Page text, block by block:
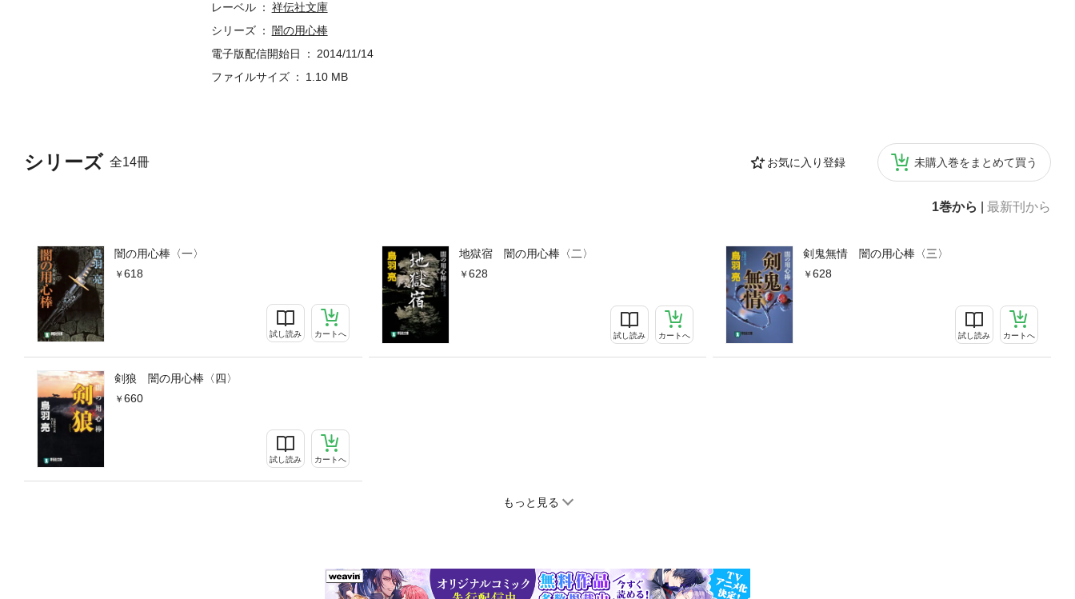
シリーズ 全14冊 お気に入り登録 未購入巻をまとめて買う
1巻から 最新刊から
闇の用心棒〈一〉
618
試し読み カートへ
地獄宿 闇の用心棒〈二〉
628
試し読み カートへ
剣鬼無情 闇の用心棒〈三〉
628
試し読み カートへ
剣狼 闇の用心棒〈四〉
660
試し読み カートへ
もっと見る
レーベル
祥伝社文庫
シリーズ
闇の用心棒
電子版配信開始日
2014/11/14
ファイルサイズ
1.10 MB